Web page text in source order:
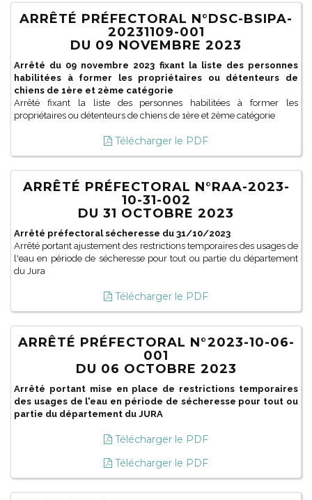
ARRÊTÉ PRÉFECTORAL N°DSC-BSIPA-
20231109-001
DU 09 NOVEMBRE 2023
Arrêté du 09 novembre 2023 fixant la liste des personnes
habilitées à former les propriétaires ou détenteurs de
chiens de 1ère et 2ème catégorie
Arrêté fixant la liste des personnes habilitées à former les
propriétaires ou détenteurs de chiens de 1ère et 2ème catégorie
Télécharger le PDF
ARRÊTÉ PRÉFECTORAL N°RAA-2023-
10-31-002
DU 31 OCTOBRE 2023
Arrêté préfectoral sécheresse du 31/10/2023
Arrêté portant ajustement des restrictions temporaires des usages de
l'eau en période de sécheresse pour tout ou partie du département
du Jura
Télécharger le PDF
ARRÊTÉ PRÉFECTORAL N°2023-10-06-
001
DU 06 OCTOBRE 2023
Arrêté portant mise en place de restrictions temporaires
des usages de l'eau en période de sécheresse pour tout ou
partie du département du JURA
Télécharger le PDF
Télécharger le PDF